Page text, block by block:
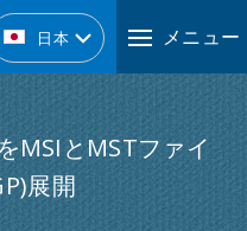
日本 メニュー
MSIとMSTファイ
展開